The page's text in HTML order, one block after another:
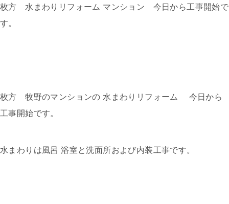
枚方 水まわりリフォーム マンション 今日から工事開始で
す。
枚方 牧野のマンションの 水まわりリフォーム 今日から
工事開始です。
水まわりは風呂 浴室と洗面所および内装工事です。